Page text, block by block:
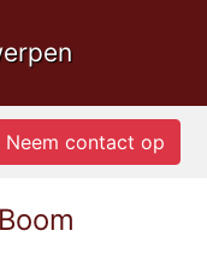
Neem contact op